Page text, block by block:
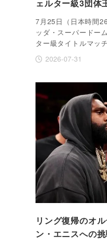
ェルター級3団体
7月25日（日本時間
ッダ・スーパードー
ター級タイトルマッ
2026-07-31
リング復帰のオ
ン・エニスへの